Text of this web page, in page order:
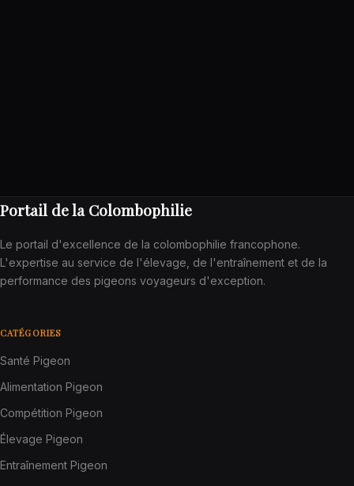
Portail de la Colombophilie
Le portail d'excellence de la colombophilie francophone.
L'expertise au service de l'élevage, de l'entraînement et de la
performance des pigeons voyageurs d'exception.
CATÉGORIES
Santé Pigeon
Alimentation Pigeon
Compétition Pigeon
Élevage Pigeon
Entraînement Pigeon